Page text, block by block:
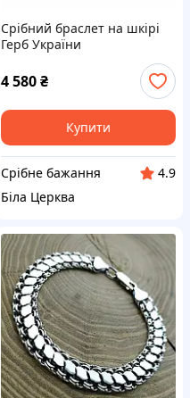
Срібний браслет на шкірі
Герб України
4 580₴
Купити
Срібне бажання
4.9
Біла Церква